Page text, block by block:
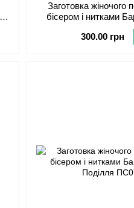
Заготовка
бісером і нитками
Поділля
300.00 грн